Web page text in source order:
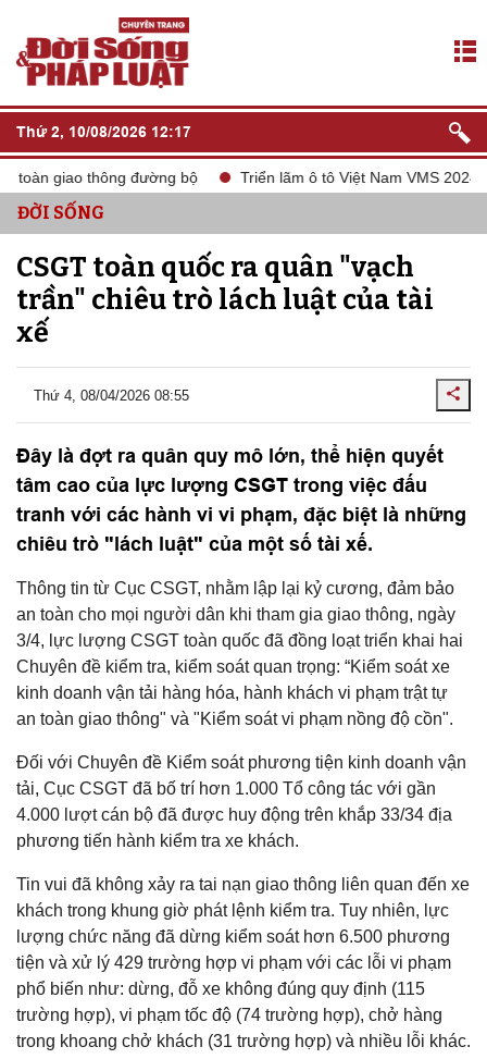
Thứ 2, 10/08/2026 12:17
giao thông đường bộ Triển lãm ô tô Việt Nam VMS 2024
ĐỜI SỐNG
CSGT toàn quốc ra quân "vạch
trần" chiêu trò lách luật của tài
xế
Thứ 4, 08/04/2026 08:55
Đây là đợt ra quân quy mô lớn, thể hiện quyết
tâm cao của lực lượng CSGT trong việc đấu
tranh với các hành vi vi phạm, đặc biệt là những
chiêu trò "lách luật" của một số tài xế.
Thông tin từ Cục CSGT, nhằm lập lại kỷ cương, đảm bảo
an toàn cho mọi người dân khi tham gia giao thông, ngày
3/4, lực lượng CSGT toàn quốc đã đồng loạt triển khai hai
Chuyên đề kiểm tra, kiểm soát quan trọng: “Kiểm soát xe
kinh doanh vận tải hàng hóa, hành khách vi phạm trật tự
an toàn giao thông" và "Kiểm soát vi phạm nồng độ cồn".
Đối với Chuyên đề Kiểm soát phương tiện kinh doanh vận
tải, Cục CSGT đã bố trí hơn 1.000 Tổ công tác với gần
4.000 lượt cán bộ đã được huy động trên khắp 33/34 địa
phương tiến hành kiểm tra xe khách.
Tin vui đã không xảy ra tai nạn giao thông liên quan đến xe
khách trong khung giờ phát lệnh kiểm tra. Tuy nhiên, lực
lượng chức năng đã dừng kiểm soát hơn 6.500 phương
tiện và xử lý 429 trường hợp vi phạm với các lỗi vi phạm
phổ biến như: dừng, đỗ xe không đúng quy định (115
trường hợp), vi phạm tốc độ (74 trường hợp), chở hàng
trong khoang chở khách (31 trường hợp) và nhiều lỗi khác.